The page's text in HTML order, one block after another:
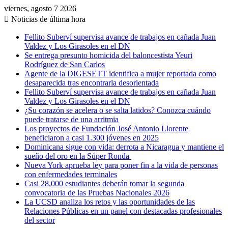
viernes, agosto 7 2026
Noticias de última hora
Fellito Suberví supervisa avance de trabajos en cañada Juan
Valdez y Los Girasoles en el DN
Se entrega presunto homicida del baloncestista Yeuri
Rodríguez de San Carlos
Agente de la DIGESETT identifica a mujer reportada como
desaparecida tras encontrarla desorientada
Fellito Suberví supervisa avance de trabajos en cañada Juan
Valdez y Los Girasoles en el DN
¿Su corazón se acelera o se salta latidos? Conozca cuándo
puede tratarse de una arritmia
Los proyectos de Fundación José Antonio Llorente
beneficiaron a casi 1.300 jóvenes en 2025
Dominicana sigue con vida: derrota a Nicaragua y mantiene el
sueño del oro en la Súper Ronda
Nueva York aprueba ley para poner fin a la vida de personas
con enfermedades terminales
Casi 28,000 estudiantes deberán tomar la segunda
convocatoria de las Pruebas Nacionales 2026
La UCSD analiza los retos y las oportunidades de las
Relaciones Públicas en un panel con destacadas profesionales
del sector